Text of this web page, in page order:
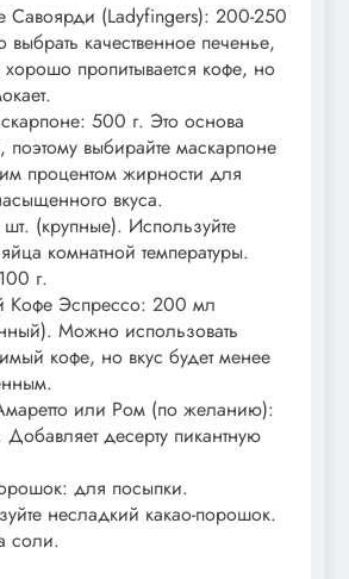
Савоярди (Ladyfingers): 200-250
выбрать качественное печенье,
хорошо пропитывается кофе, но
500 г. Это основа
поэтому выбирайте маскарпоне
процентом жирности для
вкуса.
(крупные). Используйте
комнатной температуры.
г.
Кофе Эспрессо: 200 мл
Можно использовать
кофе, но вкус будет менее
или Ром (по желанию):
Добавляет десерту пикантную
для посыпки.
несладкий какао-порошок.
соли.